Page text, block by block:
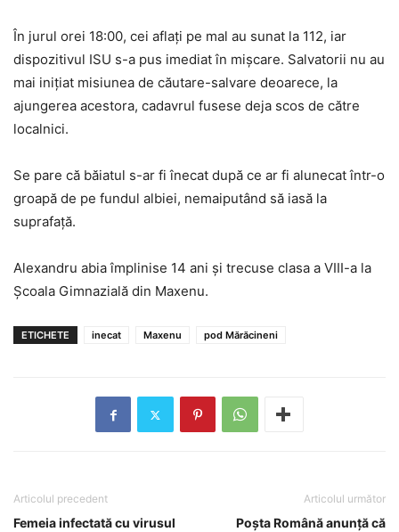
În jurul orei 18:00, cei aflați pe mal au sunat la 112, iar
dispozitivul ISU s-a pus imediat în mișcare. Salvatorii nu au
mai inițiat misiunea de căutare-salvare deoarece, la
ajungerea acestora, cadavrul fusese deja scos de către
localnici.
Se pare că băiatul s-ar fi înecat după ce ar fi alunecat într-o
groapă de pe fundul albiei, nemaiputând să iasă la
suprafață.
Alexandru abia împlinise 14 ani și trecuse clasa a VIII-a la
Școala Gimnazială din Maxenu.
ETICHETE inecat Maxenu pod Mărăcineni
Articolul precedent
Femeia infectată cu virusul
Articolul următor
Poşta Română anunţă că